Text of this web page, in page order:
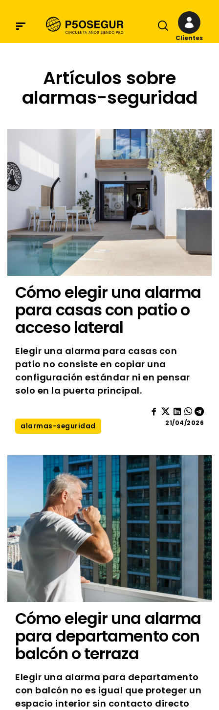
Clientes
Artículos sobre
alarmas-seguridad
Cómo elegir una alarma
para casas con patio o
acceso lateral
Elegir una alarma para casas con
patio no consiste en copiar una
configuración estándar ni en pensar
solo en la puerta principal.
alarmas-seguridad 21/04/2026
Cómo elegir una alarma
para departamento con
balcón o terraza
Elegir una alarma para departamento
con balcón no es igual que proteger un
espacio interior sin contacto directo